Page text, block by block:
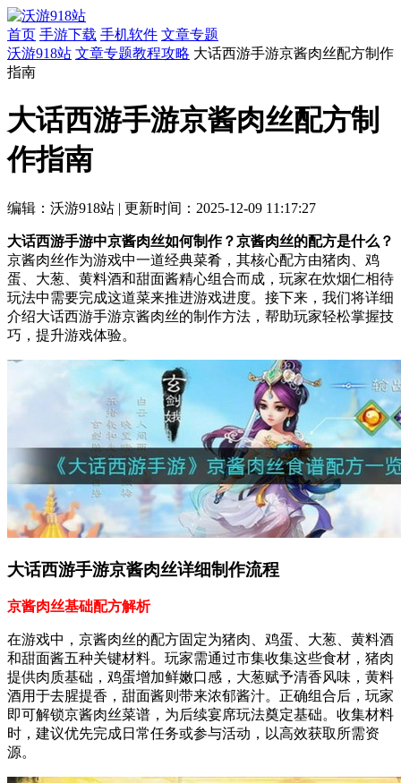
首页 手游下载 手机软件 文章专题
沃游918站 文章专题教程攻略 大话西游手游京酱肉丝配方制作
指南
大话西游手游京酱肉丝配方制
作指南
编辑：沃游918站 | 更新时间：2025-12-09 11:17:27
大话西游手游中京酱肉丝如何制作？京酱肉丝的配方是什么？
京酱肉丝作为游戏中一道经典菜肴，其核心配方由猪肉、鸡
蛋、大葱、黄料酒和甜面酱精心组合而成，玩家在炊烟仁相待
玩法中需要完成这道菜来推进游戏进度。接下来，我们将详细
介绍大话西游手游京酱肉丝的制作方法，帮助玩家轻松掌握技
巧，提升游戏体验。
大话西游手游京酱肉丝详细制作流程
京酱肉丝基础配方解析
在游戏中，京酱肉丝的配方固定为猪肉、鸡蛋、大葱、黄料酒
和甜面酱五种关键材料。玩家需通过市集收集这些食材，猪肉
提供肉质基础，鸡蛋增加鲜嫩口感，大葱赋予清香风味，黄料
酒用于去腥提香，甜面酱则带来浓郁酱汁。正确组合后，玩家
即可解锁京酱肉丝菜谱，为后续宴席玩法奠定基础。收集材料
时，建议优先完成日常任务或参与活动，以高效获取所需资
源。